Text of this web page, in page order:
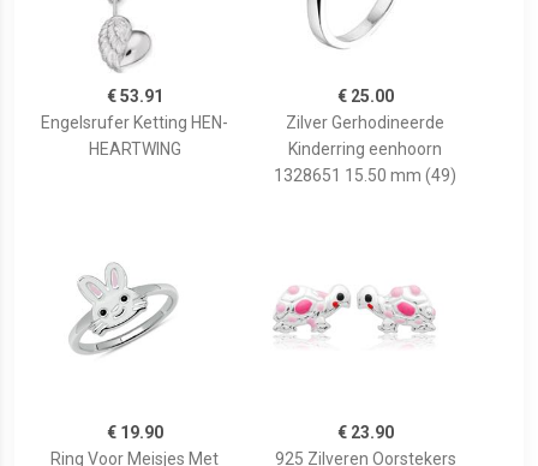
€ 53.91
Engelsrufer Ketting HEN-
HEARTWING
€ 25.00
Zilver Gerhodineerde
Kinderring eenhoorn
1328651 15.50 mm (49)
€ 19.90
Ring Voor Meisjes Met
€ 23.90
925 Zilveren Oorstekers